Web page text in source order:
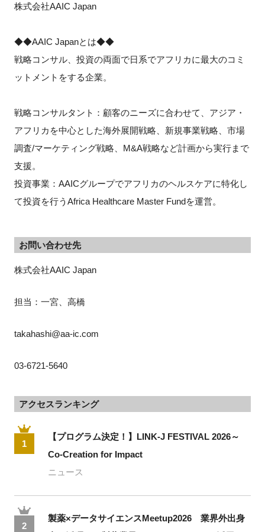
株式会社AAIC Japan
◆◆AAIC Japanとは◆◆
戦略コンサル、投資の両面で日系でアフリカに最大のコミ
ットメントをする企業。
戦略コンサルタント：顧客のニーズに合わせて、アジア・
アフリカを中心とした海外展開戦略、新規事業戦略、市場
調査/マーケティング戦略、M&A戦略など計画から実行まで
支援。
投資事業：AAICグループでアフリカのヘルスケアに特化し
て投資を行うAfrica Healthcare Master Fundを運営。
お問い合わせ先
株式会社AAIC Japan
担当：一宮、高橋
takahashi@aa-ic.com
03-6721-5640
アクセスランキング
1
【プログラム決定！】LINK-J FESTIVAL 2026～
Co-Creation for Impact
ニュース
2
製薬×データサイエンスMeetup2026 業界外出身